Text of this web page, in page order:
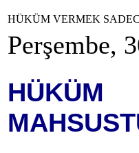
HÜKÜM VERMEK
Perşembe,
HÜKÜM